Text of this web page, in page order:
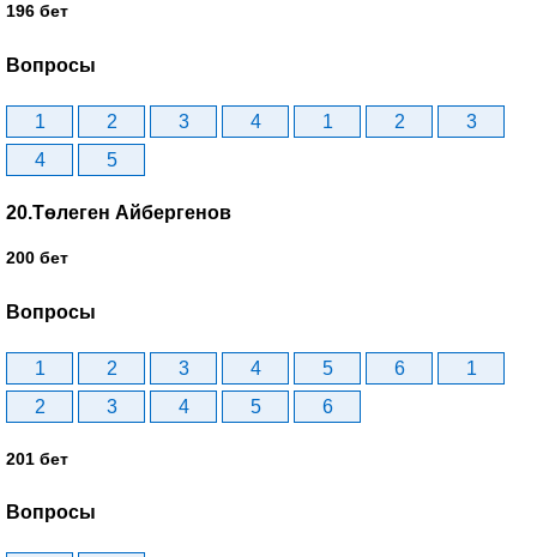
196 бет
Вопросы
1 2 3 4 1 2
3
4
5
20.Төлеген Айбергенов
200 бет
Вопросы
1 2 3 4 5 6
1
2
3 4 5 6
201 бет
Вопросы